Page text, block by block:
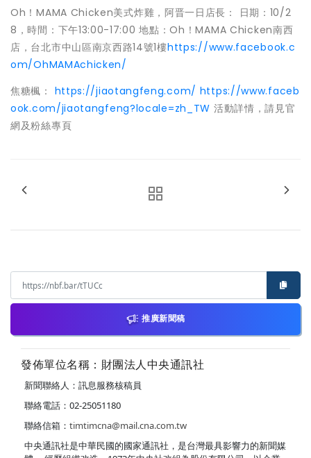
Oh！MAMA Chicken美式炸雞，阿晋一日店長： 日期：10/2
8，時間：下午13:00-17:00 地點：Oh！MAMA Chicken南西
店，台北市中山區南京西路14號1樓https://www.facebook.c
om/OhMAMAchicken/
焦糖楓： https://jiaotangfeng.com/ https://www.faceb
ook.com/jiaotangfeng?locale=zh_TW 活動詳情，請見官
網及粉絲專頁
推廣新聞稿
發佈單位名稱：財團法人中央通訊社
新聞聯絡人：訊息服務核稿員
聯絡電話：02-25051180
聯絡信箱： timtimcna@mail.cna.com.tw
中央通訊社是中華民國的國家通訊社，是台灣最具影響力的新聞媒